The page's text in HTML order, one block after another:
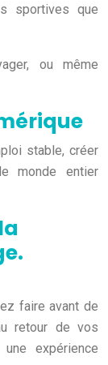
sportives que
ou même
stable, créer
monde entier
faire avant de
retour de vos
expérience